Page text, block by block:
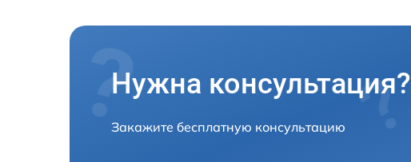
Нужна консультация?
Закажите бесплатную консультацию